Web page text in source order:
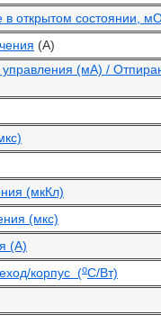
в открытом состоянии,
(А)
(мА) /
(мкКл)
(мкс)
(А)
корпус (oС/Вт)